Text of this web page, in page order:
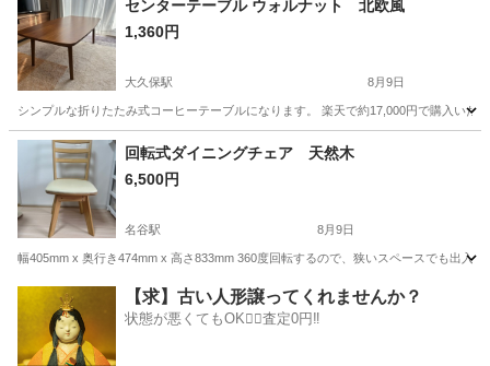
センターテーブル ウォルナット 北欧風
1,360円
大久保駅 8月9日
シンプルな折りたたみ式コーヒーテーブルになります。 楽天で約17,000円で購入い
兵庫 明石市 大久保駅 テーブル センター
回転式ダイニングチェア 天然木
6,500円
名谷駅 8月9日
幅405mm x 奥行き474mm x 高さ833mm 360度回転するので、狭いスペースでも出入
名谷駅 椅子 天然
【求】古い人形譲ってくれませんか？
状態が悪くてもOK🙆‍♀️査定0円‼️